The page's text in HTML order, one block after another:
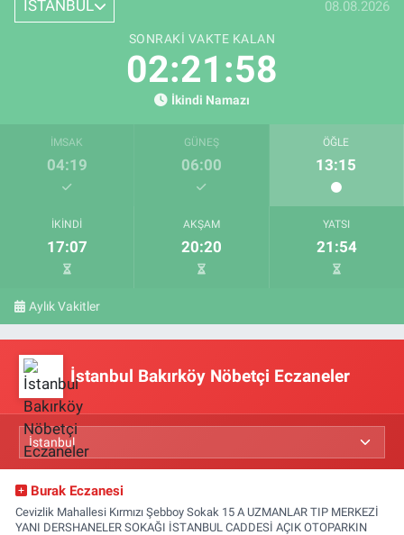
İSTANBUL 08.08.2026
SONRAKI VAKTE KALAN
02:21:57
İkindi Namazı
İMSAK
04:19
GÜNEŞ
06:00
ÖĞLE
13:15
İKINDI
17:07
AKŞAM
20:20
YATSI
21:54
Aylık Vakitler
İstanbul Bakırköy Nöbetçi Eczaneler
Burak Eczanesi
Cevizlik Mahallesi Kırmızı Şebboy Sokak 15 A UZMANLAR TIP MERKEZİ
YANI DERSHANELER SOKAĞI İSTANBUL CADDESİ AÇIK OTOPARKIN